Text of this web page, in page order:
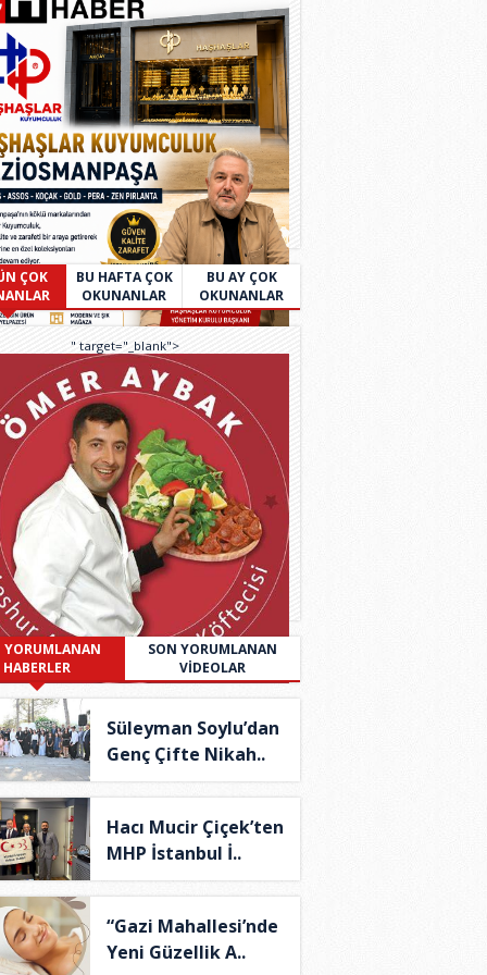
ÇOK
BU HAFTA ÇOK
OKUNANLAR
BU AY ÇOK
OKUNANLAR
" target="_blank">
YORUMLANAN
HABERLER
SON YORUMLANAN
VİDEOLAR
Süleyman Soylu’dan
Genç Çifte Nikah..
Hacı Mucir Çiçek’ten
MHP İstanbul İ..
“Gazi Mahallesi’nde
Yeni Güzellik A..